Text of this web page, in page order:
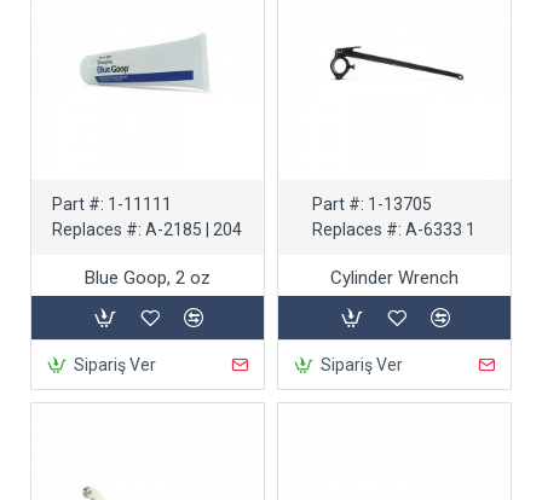
Part #: 1-11111
Replaces #: A-2185 | 204
Blue Goop, 2 oz
Sipariş Ver
Part #: 1-13705
Replaces #: A-6333 1
Cylinder Wrench
Sipariş Ver